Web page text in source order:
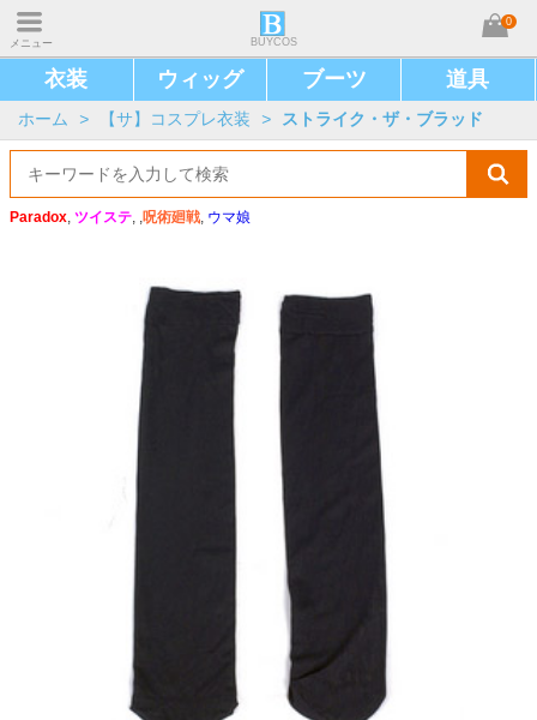
メニュー BUYCOS
0
衣装 ウィッグ ブーツ 道具
ホーム > 【サ】コスプレ衣装 > ストライク・ザ・ブラッド
Paradox, ツイステ, ,呪術廻戦, ウマ娘